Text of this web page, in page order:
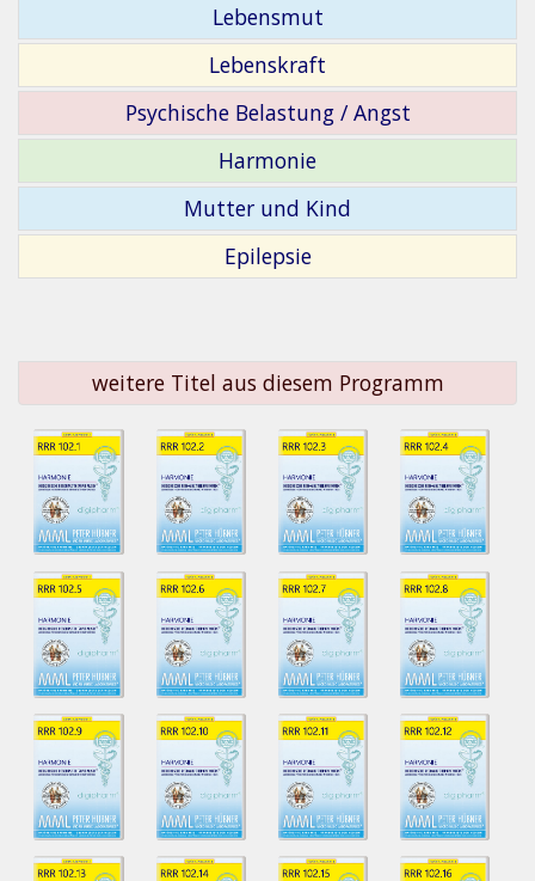
Lebensmut
Lebenskraft
Psychische Belastung / Angst
Harmonie
Mutter und Kind
Epilepsie
weitere Titel aus diesem Programm